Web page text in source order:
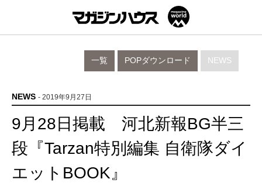
NEWS
POPダウンロード
一覧
NEWS - 2019年9月27日
9月28日掲載 河北新報BG半三
段『Tarzan特別編集 自衛隊ダイ
エットBOOK』